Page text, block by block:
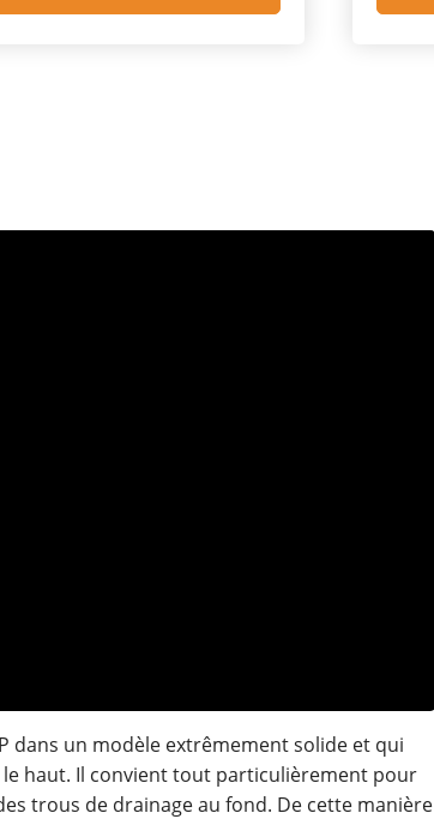
dans un modèle extrêmement solide et qui
haut. Il convient tout particulièrement pour
trous de drainage au fond. De cette manière